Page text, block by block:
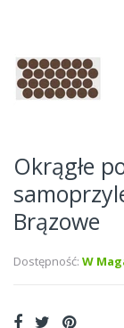
Okrągłe
Brązowe
Dostępność: W